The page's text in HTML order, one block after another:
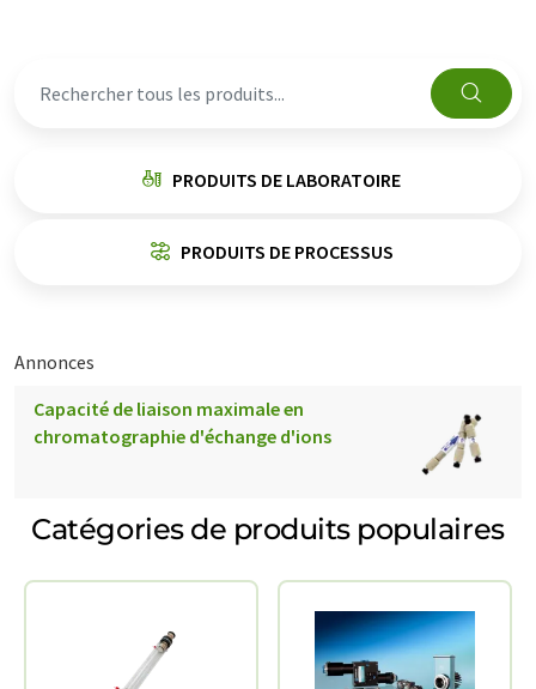
PRODUITS DE LABORATOIRE
PRODUITS DE PROCESSUS
Annonces
Capacité de liaison maximale en
chromatographie d'échange d'ions
Catégories de produits populaires